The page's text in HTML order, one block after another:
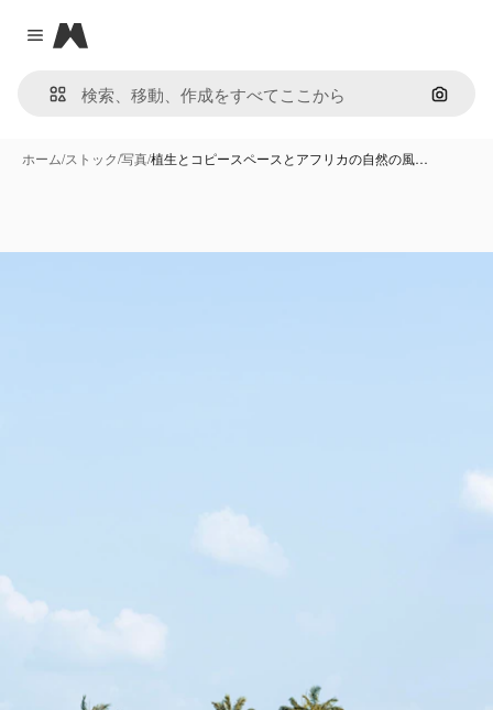
Close menu
Magnific
画像で
ホーム/ストック/写真/植生とコピースペースとアフリカの自然の風…